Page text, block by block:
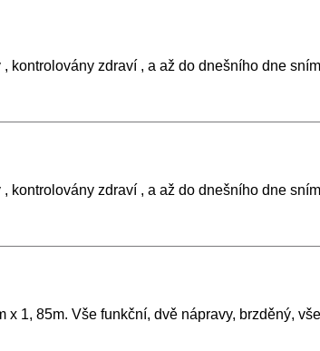
kontrolovány zdraví , a až do dnešního dne
kontrolovány zdraví , a až do dnešního dne
1, 85m. Vše funkční, dvě nápravy, brzděný,